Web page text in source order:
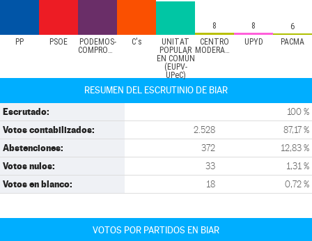
PP PSOE
PODEMOS-
COMPROMÍS
C's
UNITAT
POPULAR
EN COMÚN
(EUPV-
UPeC)
CENTRO
MODERADO
UPYD PACMA
8 8 6
RESUMEN DEL ESCRUTINIO DE BIAR
Escrutado: 100 %
Votos contabilizados: 2.528 87,17 %
Abstenciones: 372 12,83 %
Votos nulos: 33 1,31 %
Votos en blanco: 18 0,72 %
VOTOS POR PARTIDOS EN BIAR